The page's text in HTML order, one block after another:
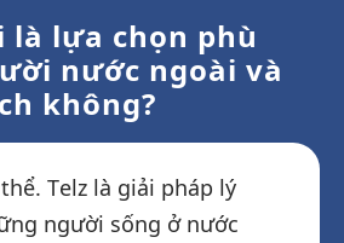
là lựa chọn phù
nước ngoài và
không?
Telz là giải pháp lý
người sống ở nước